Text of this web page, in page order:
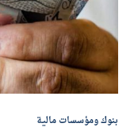
بنوك ومؤسسات مالية